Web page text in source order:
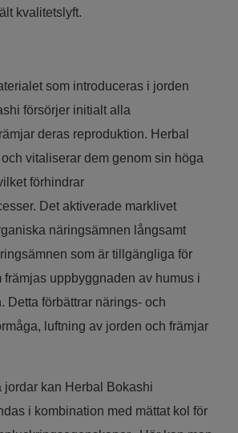
kvalitetslyft.
som introduceras i jorden
försörjer initialt alla
deras reproduktion. Herbal
vitaliserar dem genom sin höga
förhindrar
Det aktiverade marklivet
näringsämnen långsamt
som är tillgängliga för
främjas uppbyggnaden av humus i
Detta förbättrar närings- och
luftning av jorden och främjar
jordar kan Herbal Bokashi
i kombination med mättat kol för